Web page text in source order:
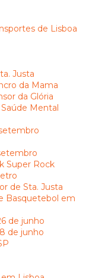
de Lisboa
Justa
da Mama
da Glória
Mental
Super Rock
de Sta. Justa
Basquetebol em
de junho
de junho